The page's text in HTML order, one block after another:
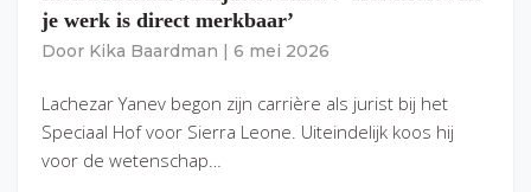
je werk is direct merkbaar’
Door Kika Baardman 6 mei 2026
Lachezar Yanev begon zijn carrière als jurist bij het
Speciaal Hof voor Sierra Leone. Uiteindelijk koos hij
voor de wetenschap…